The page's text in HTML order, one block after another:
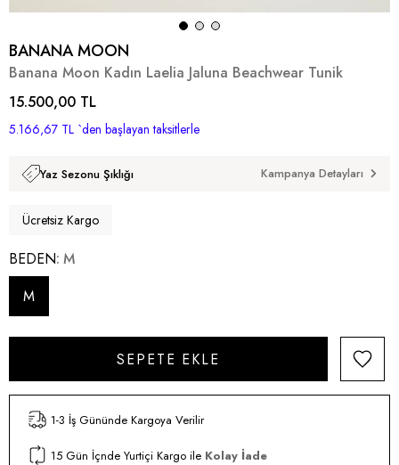
BANANA MOON
Banana Moon Kadın Laelia Jaluna Beachwear Tunik
15.500,00 TL
5.166,67 TL `den başlayan taksitlerle
Yaz Sezonu Şıklığı Kampanya Detayları
Ücretsiz Kargo
BEDEN M
M
1-3 İş Gününde Kargoya Verilir
15 Gün İçnde Yurtiçi Kargo ile Kolay İade